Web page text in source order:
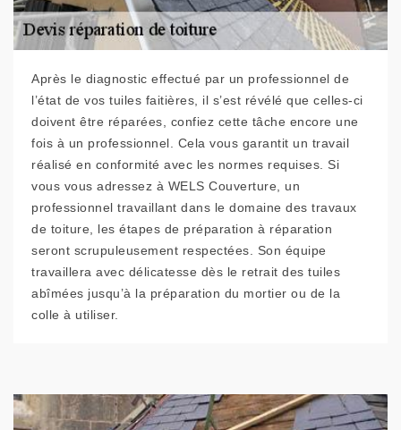
Après le diagnostic effectué par un professionnel de
l’état de vos tuiles faitières, il s’est révélé que celles-ci
doivent être réparées, confiez cette tâche encore une
fois à un professionnel. Cela vous garantit un travail
réalisé en conformité avec les normes requises. Si
vous vous adressez à WELS Couverture, un
professionnel travaillant dans le domaine des travaux
de toiture, les étapes de préparation à réparation
seront scrupuleusement respectées. Son équipe
travaillera avec délicatesse dès le retrait des tuiles
abîmées jusqu’à la préparation du mortier ou de la
colle à utiliser.